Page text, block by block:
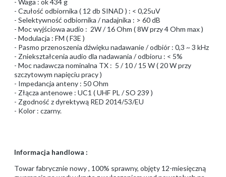
- Czułość odbiornika ( 12 db SINAD ) : < 0,25uV
- Selektywność odbiornika / nadajnika : > 60 dB
- Moc wyjściowa audio : 2W / 16 Ohm ( 8W przy 4 Ohm max )
- Modulacja : FM ( F3E )
- Pasmo przenoszenia dźwięku nadawanie / odbiór : 0,3 ~ 3 kHz
- Zniekształcenia audio dla nadawania / odbioru : < 5%
- Moc nadawcza nominalna TX : 5 / 10 / 15 W ( 20 W przy
szczytowym napięciu pracy )
- Impedancja anteny : 50 Ohm
- Złącza antenowe : UC1 ( UHF PL / SO 239 )
- Zgodność z dyrektywą RED 2014/53/EU
- Kolor : czarny.
Informacja handlowa :
Towar fabrycznie nowy , 100% sprawny, objęty 12-miesięczną